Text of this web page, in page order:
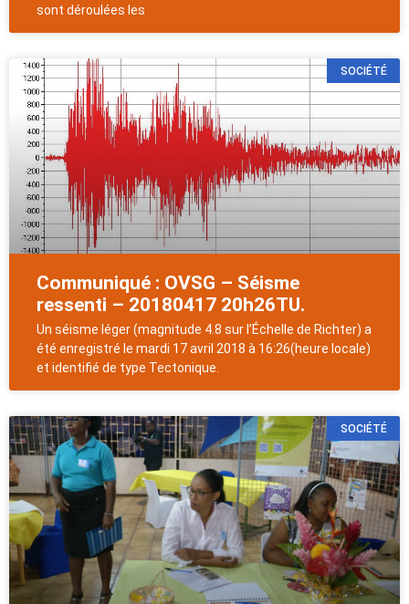
sont déroulées les
SOCIÉTÉ
Communiqué : OVSG – Séisme
ressenti – 20180417 20h26TU.
Un séisme léger (magnitude 4.8 sur l’Échelle de Richter) a
été enregistré le mardi 17 avril 2018 à 16:26(heure locale)
et identifié de type Tectonique.
SOCIÉTÉ